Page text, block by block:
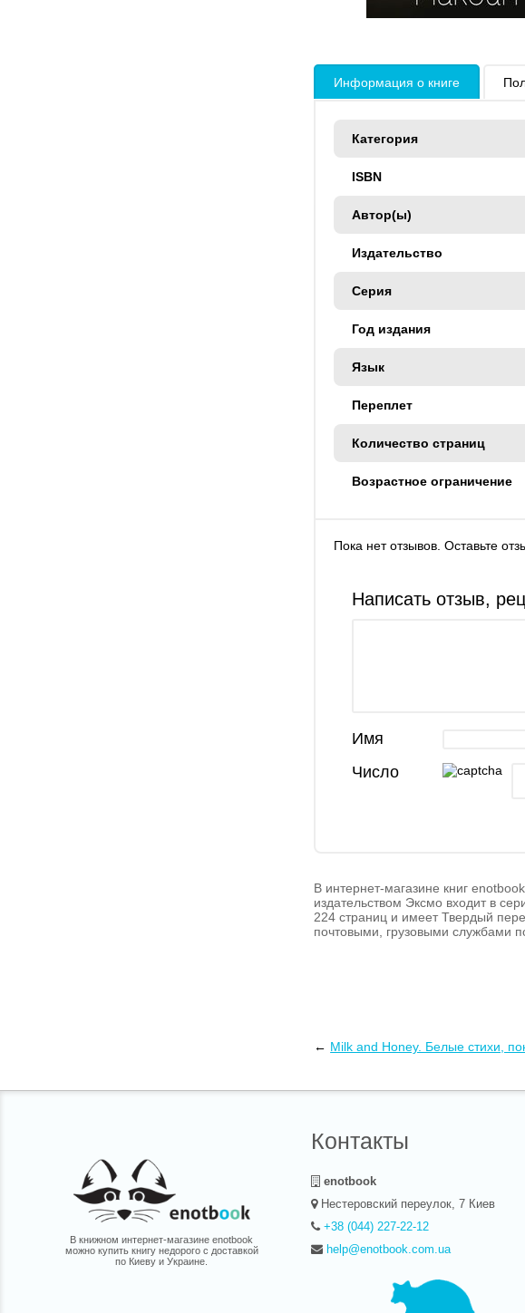
Информация о книге
Категория
ISBN
Автор(ы)
Издательство
Серия
Год издания
Язык
Переплет
Количество страниц
Возрастное ограничение
Пока нет отзывов. Оставьте
Написать отзыв,
Имя
Число
В интернет-магазине книг
издательством Эксмо входит в
224 страниц и имеет Твердый
почтовыми, грузовыми службами
← Milk and Honey. Белые стихи,
В книжном интернет-магазине enotbook
можно купить книгу недорого с доставкой
по Киеву и Украине.
Контакты
enotbook
Нестеровский переулок, 7 Киев
+38 (044) 227-22-12
help@enotbook.com.ua